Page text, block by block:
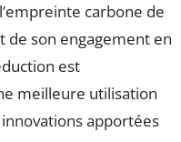
carbone de
de son engagement en
est
meilleure utilisation
apportées